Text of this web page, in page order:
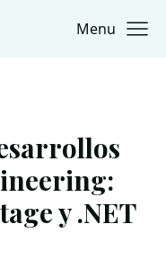
Menu
y .NET